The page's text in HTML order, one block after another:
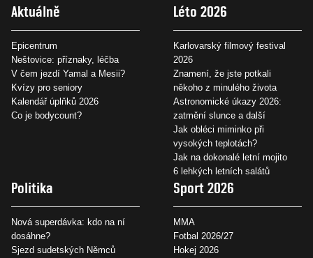
Aktuálně
Epicentrum
Neštovice: příznaky, léčba
V čem jezdí Yamal a Mesii?
Kvízy pro seniory
Kalendář úplňků 2026
Co je bodycount?
Léto 2026
Karlovarský filmový festival
2026
Znamení, že jste potkali
někoho z minulého života
Astronomické úkazy 2026:
zatmění slunce a další
Jak obléci miminko při
vysokých teplotách?
Jak na dokonalé letní mojito
6 lehkých letních salátů
Politika
Nová superdávka: kdo na ní
dosáhne?
Sjezd sudetských Němců
Sport 2026
MMA
Fotbal 2026/27
Hokej 2026